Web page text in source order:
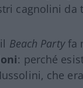
cagnolini da
Beach Partyfa
: perché
che